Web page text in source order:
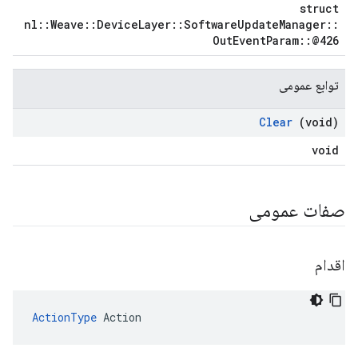
struct
nl::Weave::DeviceLayer::SoftwareUpdateManager::
OutEventParam::@426
توابع عمومی
Clear (void)
void
صفات عمومی
اقدام
ActionType Action